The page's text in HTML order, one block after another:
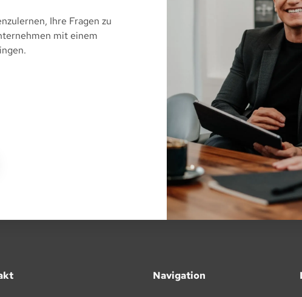
Ihre Fragen zu
mit einem
Navigation